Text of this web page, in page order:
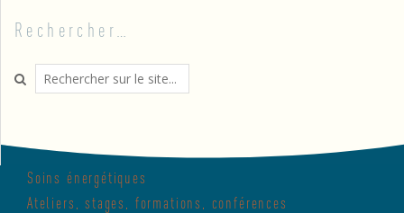
Rechercher…
Search
Soins énergétiques
Ateliers, stages, formations, conférences